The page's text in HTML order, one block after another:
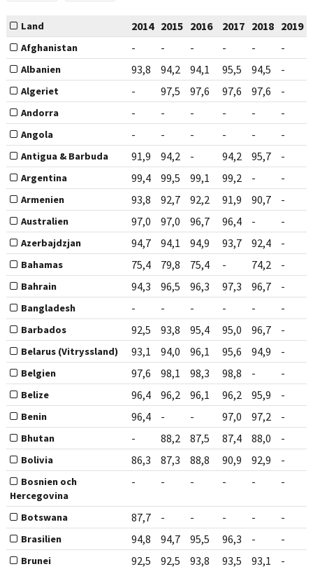
Land 2014 2015 2016 2017 2018 2019
Afghanistan - - - - - -
Albanien 93,8 94,2 94,1 95,5 94,5 -
Algeriet - 97,5 97,6 97,6 97,6 -
Andorra - - - - - -
Angola - - - - - -
Antigua & Barbuda 91,9 94,2 - 94,2 95,7 -
Argentina 99,4 99,5 99,1 99,2 - -
Armenien 93,8 92,7 92,2 91,9 90,7 -
Australien 97,0 97,0 96,7 96,4 - -
Azerbajdzjan 94,7 94,1 94,9 93,7 92,4 -
Bahamas 75,4 79,8 75,4 - 74,2 -
Bahrain 94,3 96,5 96,3 97,3 96,7 -
Bangladesh - - - - - -
Barbados 92,5 93,8 95,4 95,0 96,7 -
Belarus (Vitryssland) 93,1 94,0 96,1 95,6 94,9 -
Belgien 97,6 98,1 98,3 98,8 - -
Belize 96,4 96,2 96,1 96,2 95,9 -
Benin 96,4 - - 97,0 97,2 -
Bhutan - 88,2 87,5 87,4 88,0 -
Bolivia 86,3 87,3 88,8 90,9 92,9 -
Bosnien och
Hercegovina
- - - - - -
Botswana 87,7 - - - - -
Brasilien 94,8 94,7 95,5 96,3 - -
Brunei 92,5 92,5 93,8 93,5 93,1 -